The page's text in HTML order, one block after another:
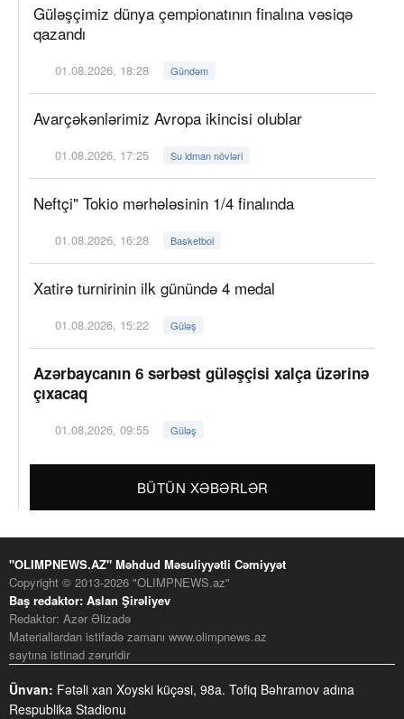
Güləşçimiz dünya çempionatının finalına vəsiqə
qazandı
01.08.2026, 18:28 Gündəm
Avarçəkənlərimiz Avropa ikincisi olublar
01.08.2026, 17:25 Su idman növləri
Neftçi" Tokio mərhələsinin 1/4 finalında
01.08.2026, 16:28 Basketbol
Xatirə turnirinin ilk günündə 4 medal
01.08.2026, 15:22 Güləş
Azərbaycanın 6 sərbəst güləşçisi xalça üzərinə
çıxacaq
01.08.2026, 09:55 Güləş
BÜTÜN XƏBƏRLƏR
"OLIMPNEWS.AZ" Məhdud Məsuliyyətli Cəmiyyət
Copyright © 2013-2026 "OLIMPNEWS.az"
Baş redaktor: Aslan Şirəliyev
Redaktor: Azər Əlizadə
Materiallardan istifadə zamanı www.olimpnews.az
saytına istinad zəruridir
Ünvan: Fətəli xan Xoyski küçəsi, 98a. Tofiq Bəhramov adına
Respublika Stadionu